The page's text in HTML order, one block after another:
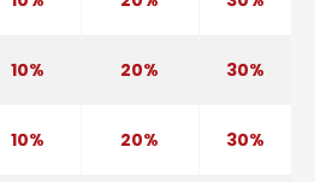
10% 20% 30%
10% 20% 30%